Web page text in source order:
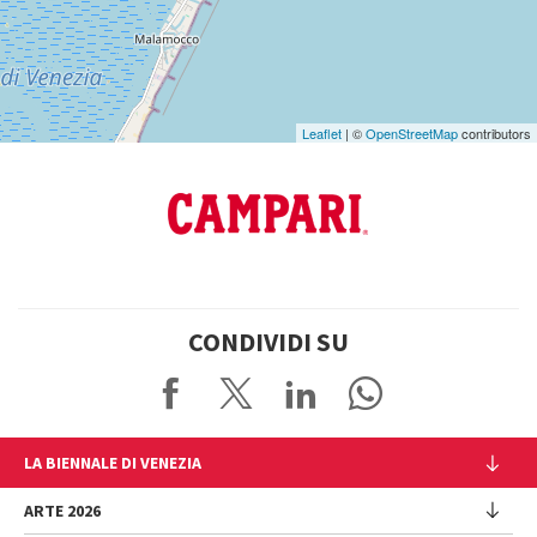
Leaflet | ©OpenStreetMapcontributors
CONDIVIDI SU
LA BIENNALE DI VENEZIA
L'Istituzione
ARTE 2026